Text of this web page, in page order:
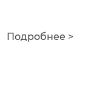
Подробнее >